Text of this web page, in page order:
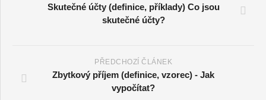
Skutečné účty (definice, příklady) Co jsou
skutečné účty?
PŘEDCHOZÍ ČLÁNEK
Zbytkový příjem (definice, vzorec) - Jak
vypočítat?